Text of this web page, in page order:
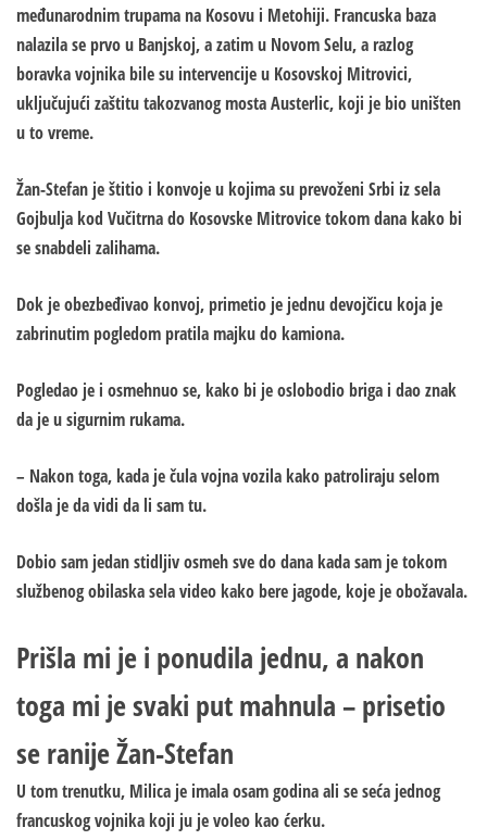
međunarodnim trupama na Kosovu i Metohiji. Francuska baza
nalazila se prvo u Banjskoj, a zatim u Novom Selu, a razlog
boravka vojnika bile su intervencije u Kosovskoj Mitrovici,
uključujući zaštitu takozvanog mosta Austerlic, koji je bio uništen
u to vreme.
Žan-Stefan je štitio i konvoje u kojima su prevoženi Srbi iz sela
Gojbulja kod Vučitrna do Kosovske Mitrovice tokom dana kako bi
se snabdeli zalihama.
Dok je obezbeđivao konvoj, primetio je jednu devojčicu koja je
zabrinutim pogledom pratila majku do kamiona.
Pogledao je i osmehnuo se, kako bi je oslobodio briga i dao znak
da je u sigurnim rukama.
– Nakon toga, kada je čula vojna vozila kako patroliraju selom
došla je da vidi da li sam tu.
Dobio sam jedan stidljiv osmeh sve do dana kada sam je tokom
službenog obilaska sela video kako bere jagode, koje je obožavala.
Prišla mi je i ponudila jednu, a nakon
toga mi je svaki put mahnula – prisetio
se ranije Žan-Stefan
U tom trenutku, Milica je imala osam godina ali se seća jednog
francuskog vojnika koji ju je voleo kao ćerku.